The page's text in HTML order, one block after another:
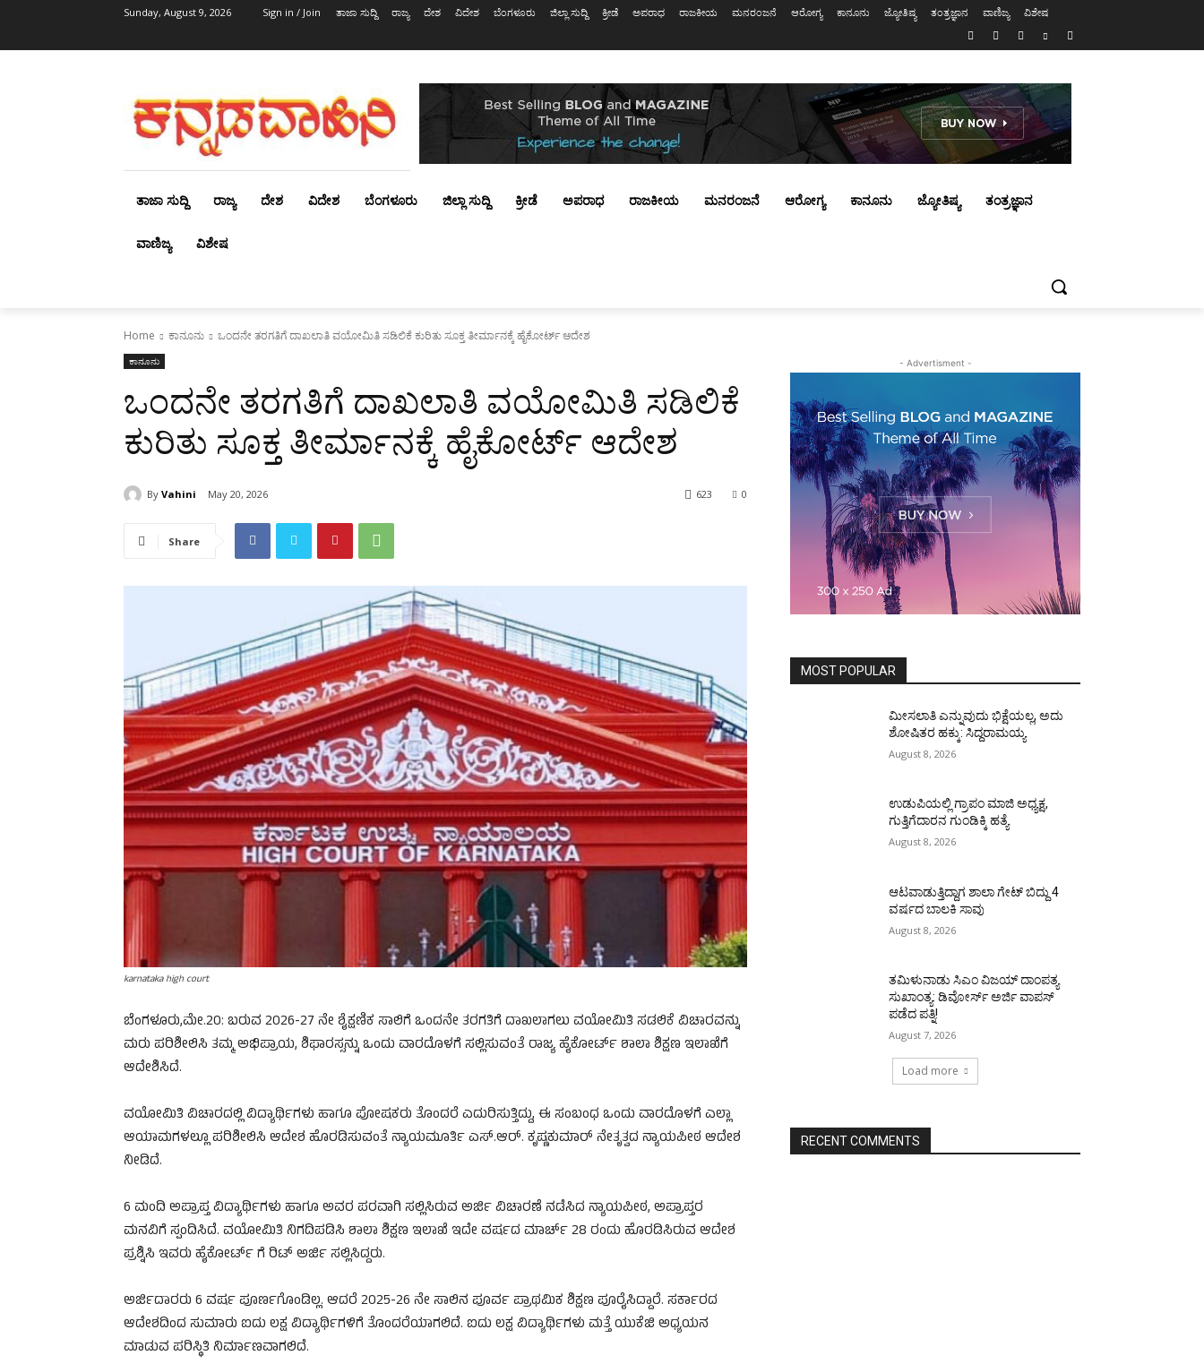
Sunday, August 9, 2026 Sign in / Join ತಾಜಾ ಸುದ್ದಿ ರಾಜ್ಯ ದೇಶ ವಿದೇಶ ಬೆಂಗಳೂರು ಜಿಲ್ಲಾ ಸುದ್ದಿ ಕ್ರೀಡೆ ಅಪರಾಧ ರಾಜಕೀಯ ಮನರಂಜನೆ ಆರೋಗ್ಯ ಕಾನೂನು ಜ್ಯೋತಿಷ್ಯ ತಂತ್ರಜ್ಞಾನ ವಾಣಿಜ್ಯ ವಿಶೇಷ
ತಾಜಾ ಸುದ್ದಿ ರಾಜ್ಯ ದೇಶ ವಿದೇಶ ಬೆಂಗಳೂರು ಜಿಲ್ಲಾ ಸುದ್ದಿ ಕ್ರೀಡೆ ಅಪರಾಧ ರಾಜಕೀಯ ಮನರಂಜನೆ ಆರೋಗ್ಯ ಕಾನೂನು ಜ್ಯೋತಿಷ್ಯ ತಂತ್ರಜ್ಞಾನ
ವಾಣಿಜ್ಯ ವಿಶೇಷ
Home ಕಾನೂನು ಒಂದನೇ ತರಗತಿಗೆ ದಾಖಲಾತಿ ವಯೋಮಿತಿ ಸಡಿಲಿಕೆ ಕುರಿತು ಸೂಕ್ತ ತೀರ್ಮಾನಕ್ಕೆ ಹೈಕೋರ್ಟ್ ಆದೇಶ
ಕಾನೂನು
ಒಂದನೇ ತರಗತಿಗೆ ದಾಖಲಾತಿ ವಯೋಮಿತಿ ಸಡಿಲಿಕೆ
ಕುರಿತು ಸೂಕ್ತ ತೀರ್ಮಾನಕ್ಕೆ ಹೈಕೋರ್ಟ್ ಆದೇಶ
By Vahini May 20, 2026 0
623
Share
karnataka high court
ಬೆಂಗಳೂರು,ಮೇ.20: ಬರುವ 2026-27 ನೇ ಶೈಕ್ಷಣಿಕ ಸಾಲಿಗೆ ಒಂದನೇ ತರಗತಿಗೆ ದಾಖಲಾಗಲು ವಯೋಮಿತಿ ಸಡಲಿಕೆ ವಿಚಾರವನ್ನು
ಮರು ಪರಿಶೀಲಿಸಿ ತಮ್ಮ ಅಭಿಪ್ರಾಯ, ಶಿಫಾರಸ್ಸನ್ನು ಒಂದು ವಾರದೊಳಗೆ ಸಲ್ಲಿಸುವಂತೆ ರಾಜ್ಯ ಹೈಕೋರ್ಟ್ ಶಾಲಾ ಶಿಕ್ಷಣ ಇಲಾಖೆಗೆ
ಆದೇಶಿಸಿದೆ.
ವಯೋಮಿತಿ ವಿಚಾರದಲ್ಲಿ ವಿದ್ಯಾರ್ಥಿಗಳು ಹಾಗೂ ಪೋಷಕರು ತೊಂದರೆ ಎದುರಿಸುತ್ತಿದ್ದು, ಈ ಸಂಬಂಧ ಒಂದು ವಾರದೊಳಗೆ ಎಲ್ಲಾ
ಆಯಾಮಗಳಲ್ಲೂ ಪರಿಶೀಲಿಸಿ ಆದೇಶ ಹೊರಡಿಸುವಂತೆ ನ್ಯಾಯಮೂರ್ತಿ ಎಸ್.ಆರ್. ಕೃಷ್ಣಕುಮಾರ್ ನೇತೃತ್ವದ ನ್ಯಾಯಪೀಠ ಆದೇಶ
ನೀಡಿದೆ.
6 ಮಂದಿ ಅಪ್ರಾಪ್ತ ವಿದ್ಯಾರ್ಥಿಗಳು ಹಾಗೂ ಅವರ ಪರವಾಗಿ ಸಲ್ಲಿಸಿರುವ ಅರ್ಜಿ ವಿಚಾರಣೆ ನಡೆಸಿದ ನ್ಯಾಯಪೀಠ, ಅಪ್ರಾಪ್ತರ
ಮನವಿಗೆ ಸ್ಪಂದಿಸಿದೆ. ವಯೋಮಿತಿ ನಿಗದಿಪಡಿಸಿ ಶಾಲಾ ಶಿಕ್ಷಣ ಇಲಾಖೆ ಇದೇ ವರ್ಷದ ಮಾರ್ಚ್ 28 ರಂದು ಹೊರಡಿಸಿರುವ ಆದೇಶ
ಪ್ರಶ್ನಿಸಿ ಇವರು ಹೈಕೋರ್ಟ್ ಗೆ ರಿಟ್ ಅರ್ಜಿ ಸಲ್ಲಿಸಿದ್ದರು.
ಅರ್ಜಿದಾರರು 6 ವರ್ಷ ಪೂರ್ಣಗೊಂಡಿಲ್ಲ. ಆದರೆ 2025-26 ನೇ ಸಾಲಿನ ಪೂರ್ವ ಪ್ರಾಥಮಿಕ ಶಿಕ್ಷಣ ಪೂರೈಸಿದ್ದಾರೆ. ಸರ್ಕಾರದ
ಆದೇಶದಿಂದ ಸುಮಾರು ಐದು ಲಕ್ಷ ವಿದ್ಯಾರ್ಥಿಗಳಿಗೆ ತೊಂದರೆಯಾಗಲಿದೆ. ಐದು ಲಕ್ಷ ವಿದ್ಯಾರ್ಥಿಗಳು ಮತ್ತೆ ಯುಕೆಜಿ ಅಧ್ಯಯನ
ಮಾಡುವ ಪರಿಸ್ಥಿತಿ ನಿರ್ಮಾಣವಾಗಲಿದೆ.
- Advertisment -
MOST POPULAR
ಮೀಸಲಾತಿ ಎನ್ನುವುದು ಭಿಕ್ಷೆಯಲ್ಲ, ಅದು
ಶೋಷಿತರ ಹಕ್ಕು: ಸಿದ್ದರಾಮಯ್ಯ
August 8, 2026
ಉಡುಪಿಯಲ್ಲಿ ಗ್ರಾಪಂ ಮಾಜಿ ಅಧ್ಯಕ್ಷ,
ಗುತ್ತಿಗೆದಾರನ ಗುಂಡಿಕ್ಕಿ ಹತ್ಯೆ
August 8, 2026
ಆಟವಾಡುತ್ತಿದ್ದಾಗ ಶಾಲಾ ಗೇಟ್‌ ಬಿದ್ದು 4
ವರ್ಷದ ಬಾಲಕಿ ಸಾವು
August 8, 2026
ತಮಿಳುನಾಡು ಸಿಎಂ ವಿಜಯ್‌ ದಾಂಪತ್ಯ
ಸುಖಾಂತ್ಯ: ಡಿವೋರ್ಸ್‌ ಅರ್ಜಿ ವಾಪಸ್‌
ಪಡೆದ ಪತ್ನಿ!
August 7, 2026
Load more
RECENT COMMENTS